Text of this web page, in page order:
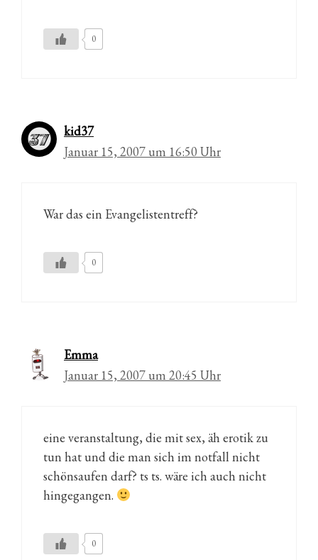
0
kid37
Januar 15, 2007 um 16:50 Uhr
War das ein Evangelistentreff?
0
Emma
Januar 15, 2007 um 20:45 Uhr
eine veranstaltung, die mit sex, äh erotik zu
tun hat und die man sich im notfall nicht
schönsaufen darf? ts ts. wäre ich auch nicht
hingegangen.
0